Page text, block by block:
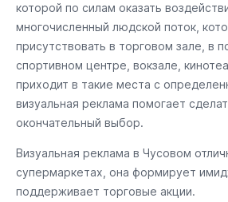
которой по силам оказать
многочисленный людской поток,
присутствовать в торговом зале, в
спортивном центре, вокзале,
приходит в такие места с
визуальная реклама помогает
окончательный выбор.
Визуальная реклама в Чусовом
супермаркетах, она формирует
поддерживает торговые акции.